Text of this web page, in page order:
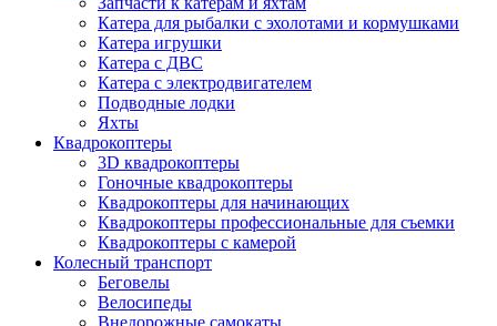
Катера для рыбалки с эхолотами и кормушками
Катера игрушки
Катера с ДВС
Катера с электродвигателем
Подводные лодки
Яхты
Квадрокоптеры
3D квадрокоптеры
Гоночные квадрокоптеры
Квадрокоптеры для начинающих
Квадрокоптеры профессиональные для съемки
Квадрокоптеры с камерой
Колесный транспорт
Беговелы
Велосипеды
Внедорожные самокаты